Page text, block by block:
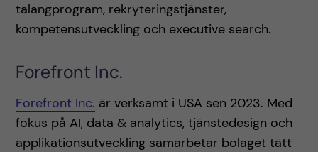
talangprogram, rekryteringstjänster,
kompetensutveckling och executive search.
Forefront Inc.
Forefront Inc. är verksamt i USA sen 2023. Med
fokus på AI, data & analytics, tjänstedesign och
applikationsutveckling samarbetar bolaget tätt